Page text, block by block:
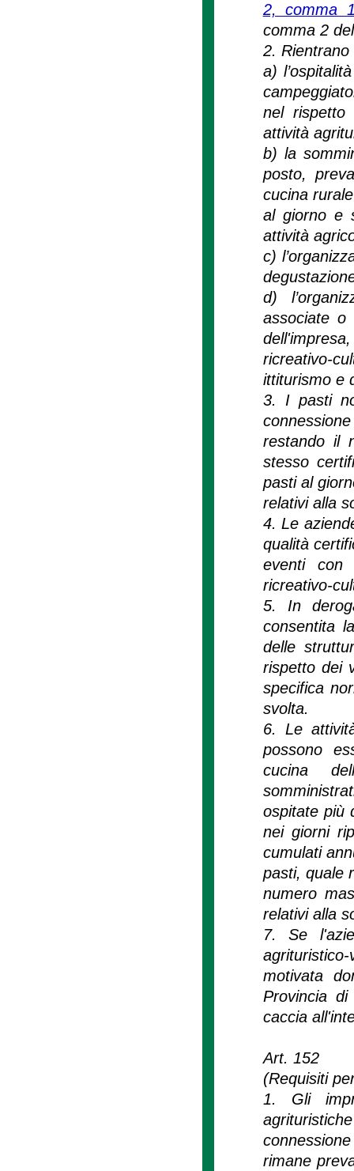
2, comma
comma 2
2.
a)
nel rispetto
attività
b) la
posto,
cucina
al giorno e
attività
c)
d)
associate o
ricreativo-
ittiturismo e
3. I pasti
restando il
stesso
pasti al
relativi alla
4. Le
qualità
eventi con
ricreativo-
5. In
consentita
delle
rispetto dei
specifica
svolta.
6. Le
possono
cucina
ospitate più
nei giorni
cumulati
pasti, quale
numero
relativi alla
7. Se
motivata
Provincia
caccia
Art. 152
(Requisiti
1. Gli
rimane